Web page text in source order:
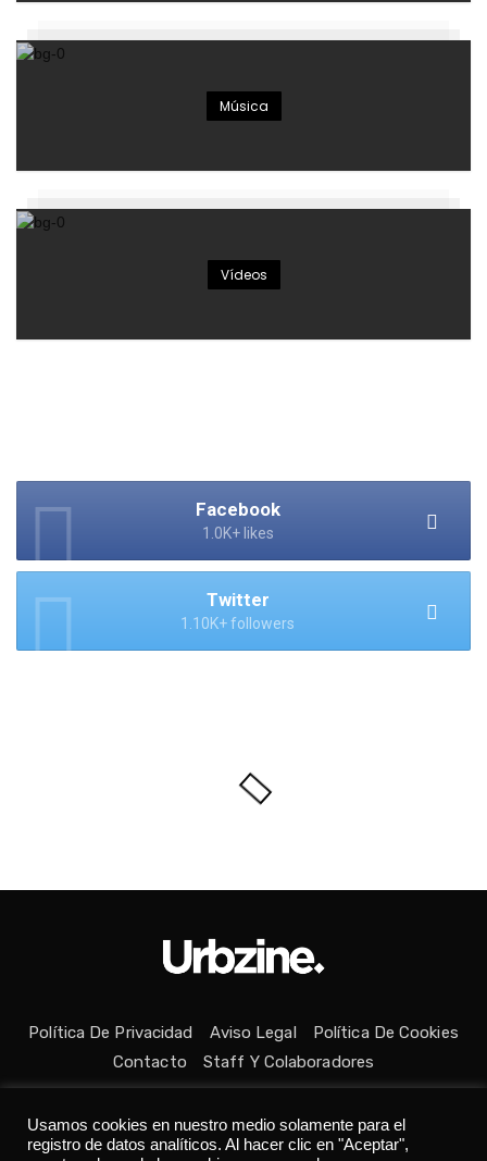
Música
Vídeos
Facebook
1.0K+ likes
Twitter
1.10K+ followers
Política De Privacidad Aviso Legal
Política De Cookies
Contacto
Staff Y Colaboradores
Usamos cookies en nuestro medio solamente para el
registro de datos analíticos. Al hacer clic en "Aceptar",